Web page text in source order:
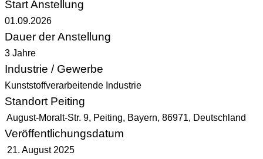
Start Anstellung
01.09.2026
Dauer der Anstellung
3 Jahre
Industrie / Gewerbe
Kunststoffverarbeitende Industrie
Standort Peiting
August-Moralt-Str. 9, Peiting, Bayern, 86971, Deutschland
Veröffentlichungsdatum
21. August 2025